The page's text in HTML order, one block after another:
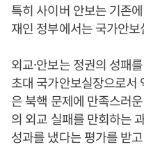
특히 사이버 안보는 기존
재인 정부에서는 국가안
외교·안보는 정권의 성패
초대 국가안보실장으로서
은 북핵 문제에 만족스러
의 외교 실패를 만회하는
성과를 냈다는 평가를 받